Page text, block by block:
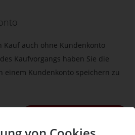
Kauf auch ohne Kundenkonto
Kaufvorgangs haben Sie die
einem Kundenkonto speichern zu